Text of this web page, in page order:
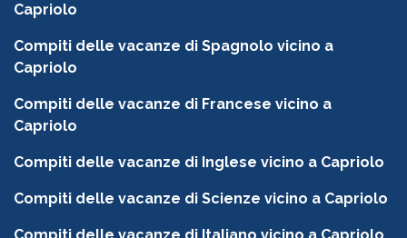
Capriolo
Compiti delle vacanze di Spagnolo vicino a
Capriolo
Compiti delle vacanze di Francese vicino a
Capriolo
Compiti delle vacanze di Inglese vicino a Capriolo
Compiti delle vacanze di Scienze vicino a Capriolo